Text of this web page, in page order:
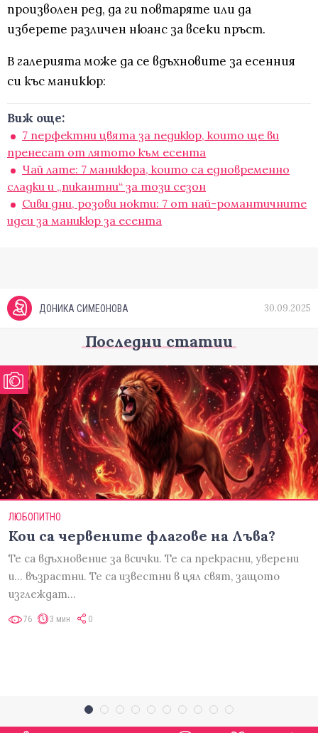
произволен ред, да ги повтаряте или да
изберете различен нюанс за всеки пръст.
В галерията може да се вдъхновите за есенния
си къс маникюр:
Виж още:
7 перфектни цвята за педикюр, които ще ви
пренесат от лятото към есента
Чай лате: 7 маникюра, които са едновременно
сладки и „пикантни“ за този сезон
Сиви дни, розови нокти: 7 от най-романтичните
идеи за маникюр за есента
ДОНИКА СИМЕОНОВА 30.09.2025
Последни статии
ЛЮБОПИТНО
Кои са червените флагове на Лъва?
Те са вдъхновение за всички. Те са прекрасни, уверени
и... възрастни. Те са известни в цял свят, защото
изглеждат…
76 3 мин 0